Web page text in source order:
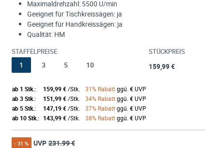
Maximaldrehzahl: 5500 U/min
Geeignet für Tischkreissägen: ja
Geeignet für Handkreissägen: ja
Qualität: HM
STAFFELPREISE
1 3 5 10
STÜCKPREIS
159,99 €
ab 1 Stk.: 159,99 €/Stk. 31% Rabattggü. €UVP
ab 3 Stk.:
151,99 €/Stk. 34% Rabattggü. €UVP
ab 5 Stk.:
147,19 €/Stk. 37% Rabattggü. €UVP
ab 10 Stk.: 143,99 €/Stk. 38% Rabattggü. €UVP
- 31 % UVP 231.99 €